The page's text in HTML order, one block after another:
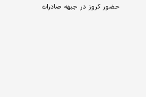
حضور کروز در جبهه صادرات